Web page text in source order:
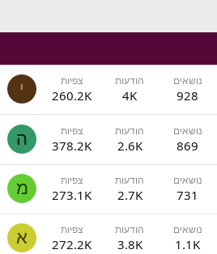
נושאים
928
הודעות
4K
צפיות
260.2K י
נושאים
869
הודעות
2.6K
צפיות
378.2K ה
נושאים
731
הודעות
2.7K
צפיות
273.1K מ
נושאים
1.1K
הודעות
3.8K
צפיות
272.2K א